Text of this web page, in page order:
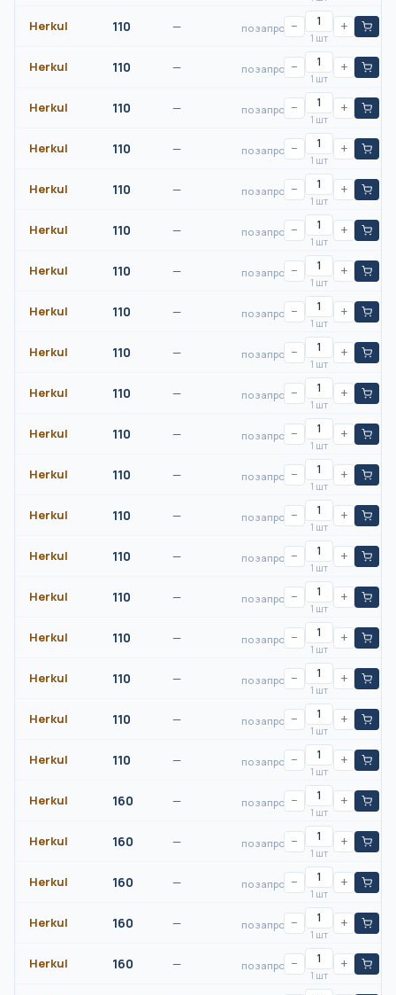
Herkul 110 — по запросу−
1 шт
+
Herkul 110 — по запросу−
1 шт
+
Herkul 110 — по запросу−
1 шт
+
Herkul 110 — по запросу−
1 шт
+
Herkul 110 — по запросу−
1 шт
+
Herkul 110 — по запросу−
1 шт
+
Herkul 110 — по запросу−
1 шт
+
Herkul 110 — по запросу−
1 шт
+
Herkul 110 — по запросу−
1 шт
+
Herkul 110 — по запросу−
1 шт
+
Herkul 110 — по запросу−
1 шт
+
Herkul 110 — по запросу−
1 шт
+
Herkul 110 — по запросу−
1 шт
+
Herkul 110 — по запросу−
1 шт
+
Herkul 110 — по запросу−
1 шт
+
Herkul 110 — по запросу−
1 шт
+
Herkul 110 — по запросу−
1 шт
+
Herkul 110 — по запросу−
1 шт
+
Herkul 110 — по запросу−
1 шт
+
Herkul 160 — по запросу−
1 шт
+
Herkul 160 — по запросу−
1 шт
+
Herkul 160 — по запросу−
1 шт
+
Herkul 160 — по запросу−
1 шт
+
Herkul 160 — по запросу−
1 шт
+